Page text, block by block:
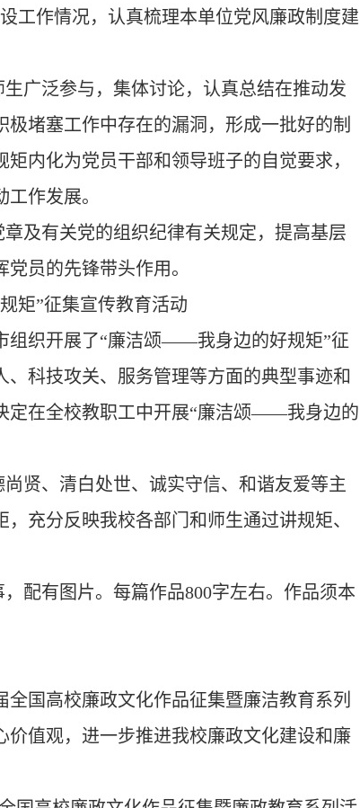
工作情况，认真梳理本单位党风廉政制度建
广泛参与，集体讨论，认真总结在推动发
堵塞工作中存在的漏洞，形成一批好的制
内化为党员干部和领导班子的自觉要求，
作发展。
及有关党的组织纪律有关规定，提高基层
员的先锋带头作用。
矩”征集宣传教育活动
组织开展了“廉洁颂——我身边的好规矩”征
科技攻关、服务管理等方面的典型事迹和
在全校教职工中开展“廉洁颂——我身边的
贤、清白处世、诚实守信、和谐友爱等主
充分反映我校各部门和师生通过讲规矩、
配有图片。每篇作品800字左右。作品须本
国高校廉政文化作品征集暨廉洁教育系列
值观，进一步推进我校廉政文化建设和廉